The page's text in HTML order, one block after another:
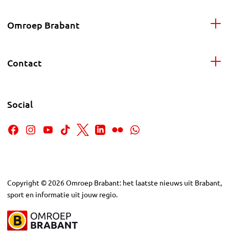
Omroep Brabant
Contact
Social
Copyright © 2026Omroep Brabant: het laatste nieuws uit Brabant,
sport en informatie uit jouw regio.